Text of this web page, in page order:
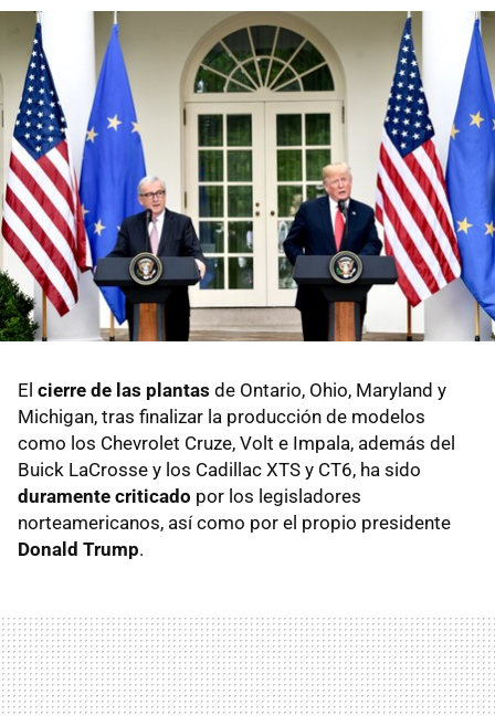
El cierre de las plantas de Ontario, Ohio, Maryland y
Michigan, tras finalizar la producción de modelos
como los Chevrolet Cruze, Volt e Impala, además del
Buick LaCrosse y los Cadillac XTS y CT6, ha sido
duramente criticado por los legisladores
norteamericanos, así como por el propio presidente
Donald Trump.